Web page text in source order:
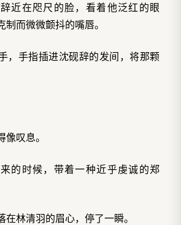
近在咫尺的脸，看着他泛红的眼
而微微颤抖的嘴唇。
，手指插进沈砚辞的发间，将那颗
叹息。
的时候，带着一种近乎虔诚的郑
在林清羽的眉心，停了一瞬。